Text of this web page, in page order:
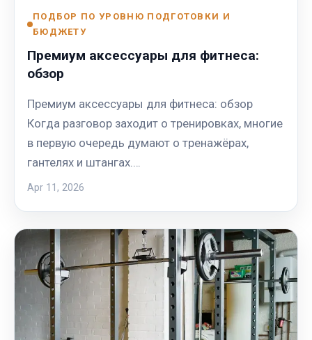
ПОДБОР ПО УРОВНЮ ПОДГОТОВКИ И
БЮДЖЕТУ
Премиум аксессуары для фитнеса:
обзор
Премиум аксессуары для фитнеса: обзор
Когда разговор заходит о тренировках, многие
в первую очередь думают о тренажёрах,
гантелях и штангах.…
Apr 11, 2026